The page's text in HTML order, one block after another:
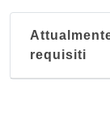
requisiti